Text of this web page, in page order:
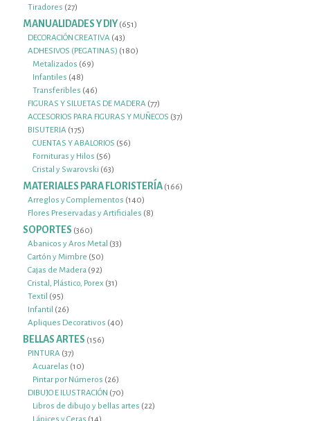
productos
Tiradores 2727
productos
MANUALIDADES Y DIY 651651
DECORACIÓN CREATIVA 4343
productos
ADHESIVOS (PEGATINAS) 180180
Metalizados 6969
Infantiles 4848
productos
Transferibles 4646
productos
FIGURAS Y SILUETAS DE MADERA 7777
productos
ACCESORIOS PARA FIGURAS Y MUÑECOS 3737
BISUTERIA 175175
productos
CUENTAS Y ABALORIOS 5656
Fornituras y Hilos 5656
productos
Cristal y Swarovski 6363
productos
MATERIALES PARA FLORISTERÍA 166166
Arreglos y Complementos 140140
productos
Flores Preservadas y Artificiales 88
SOPORTES 360360
productos
Abanicos y Aros Metal 3333
Cartón y Mimbre 5050
productos
Cajas de Madera 9292
productos
Cristal, Plástico, Porex 3131
Textil 9595
productos
Infantil 2626
productos
Apliques Decorativos 4040
BELLAS ARTES 156156
PINTURA 3737
productos
Acuarelas 1010
productos
Pintar por Números 2626
productos
DIBUJO E ILUSTRACIÓN 7070
productos
Libros de dibujo y bellas artes 2222
Lápices y Ceras 1414